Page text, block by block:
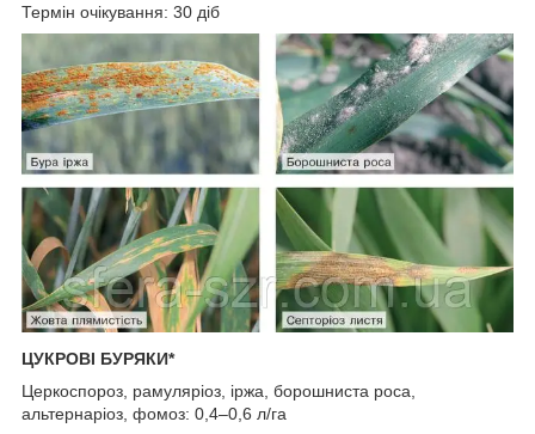
Термін очікування: 30 діб
ЦУКРОВІ БУРЯКИ*
Церкоспороз, рамуляріоз, іржа, борошниста роса,
альтернаріоз, фомоз: 0,4–0,6 л/га